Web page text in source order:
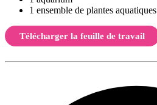
1 ensemble de plantes aquatiques
Télécharger la feuille de travail